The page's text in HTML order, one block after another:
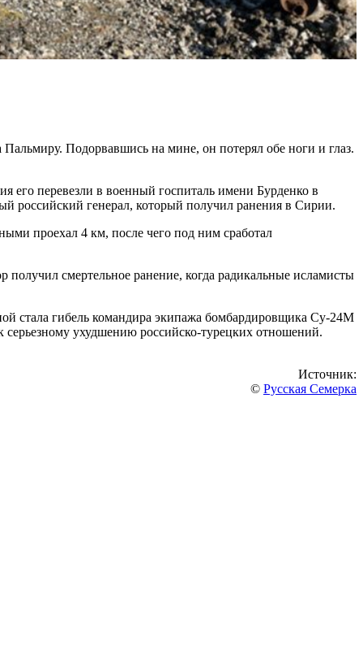
Подорвавшись на мине, он потерял обе ноги и глаз.
его перевезли в военный госпиталь имени Бурденко в
российский генерал, который получил ранения в Сирии.
проехал 4 км, после чего под ним сработал
смертельное ранение, когда радикальные исламисты
стала гибель командира экипажа бомбардировщика Су-24М
ухудшению российско-турецких отношений.
Источник:
© Русская Семерка